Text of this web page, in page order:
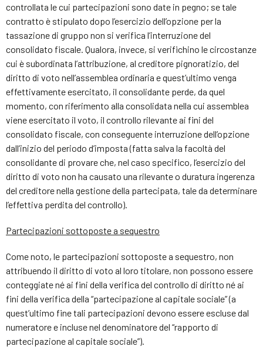
controllata le cui partecipazioni sono date in pegno; se tale
contratto è stipulato dopo l’esercizio dell’opzione per la
tassazione di gruppo non si verifica l’interruzione del
consolidato fiscale. Qualora, invece, si verifichino le circostanze
cui è subordinata l’attribuzione, al creditore pignoratizio, del
diritto di voto nell’assemblea ordinaria e quest’ultimo venga
effettivamente esercitato, il consolidante perde, da quel
momento, con riferimento alla consolidata nella cui assemblea
viene esercitato il voto, il controllo rilevante ai fini del
consolidato fiscale, con conseguente interruzione dell’opzione
dall’inizio del periodo d’imposta (fatta salva la facoltà del
consolidante di provare che, nel caso specifico, l’esercizio del
diritto di voto non ha causato una rilevante o duratura ingerenza
del creditore nella gestione della partecipata, tale da determinare
l’effettiva perdita del controllo).
Partecipazioni sottoposte a sequestro
Come noto, le partecipazioni sottoposte a sequestro, non
attribuendo il diritto di voto al loro titolare, non possono essere
conteggiate né ai fini della verifica del controllo di diritto né ai
fini della verifica della “partecipazione al capitale sociale” (a
quest’ultimo fine tali partecipazioni devono essere escluse dal
numeratore e incluse nel denominatore del “rapporto di
partecipazione al capitale sociale”).